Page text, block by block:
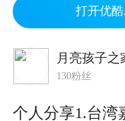
打开优
月亮孩子之
130粉丝
个人分享1.台湾